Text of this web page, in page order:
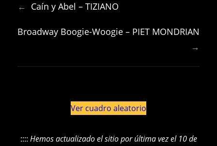
← Caín y Abel – TIZIANO
Broadway Boogie-Woogie – PIET MONDRIAN
→
Ver cuadro aleatorio
:::: Hemos actualizado el sitio por última vez el 10 de